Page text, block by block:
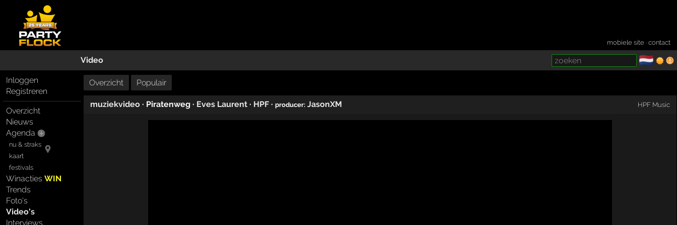
mobiele site ·contact
Video 🇳🇱
Inloggen
Registreren
Overzicht
Nieuws
Agenda
nu & straks
kaart
festivals
WinactiesWIN
Trends
Foto's
Video's
Interviews
Overzicht Populair
muziekvideo· Piratenweg · Eves Laurent· HPF· producer: JasonXM HPF Music